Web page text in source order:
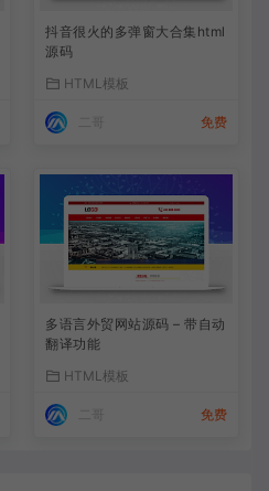
抖音很火的多弹窗大合集html
源码
HTML模板
免费
多语言外贸网站源码 – 带自动
翻译功能
HTML模板
免费